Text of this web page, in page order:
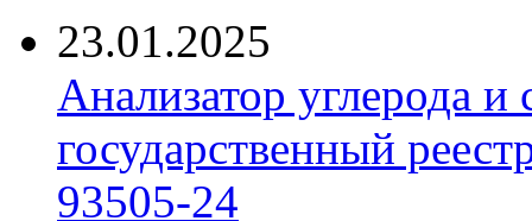
23.01.2025
Анализатор углерода
государственный
93505-24